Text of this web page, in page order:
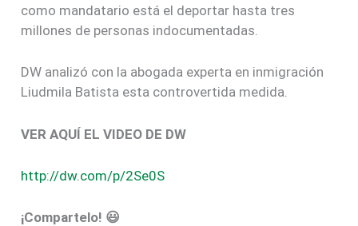
como mandatario está el deportar hasta tres
millones de personas indocumentadas.
DW analizó con la abogada experta en inmigración
Liudmila Batista esta controvertida medida.
VER AQUÍ EL VIDEO DE DW
http://dw.com/p/2Se0S
¡Compartelo! 😃